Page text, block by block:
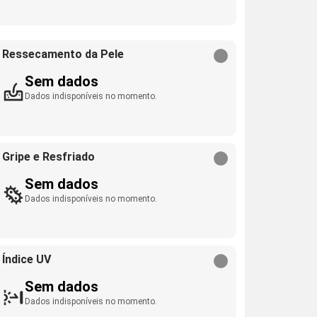
Ressecamento da Pele
Sem dados
Dados indisponíveis no momento.
Gripe e Resfriado
Sem dados
Dados indisponíveis no momento.
Índice UV
Sem dados
Dados indisponíveis no momento.